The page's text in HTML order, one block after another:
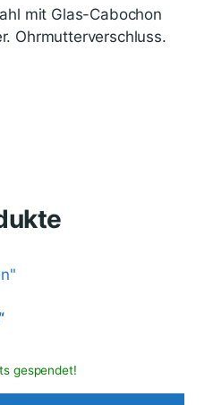
mit Glas-Cabochon
Ohrmutterverschluss.